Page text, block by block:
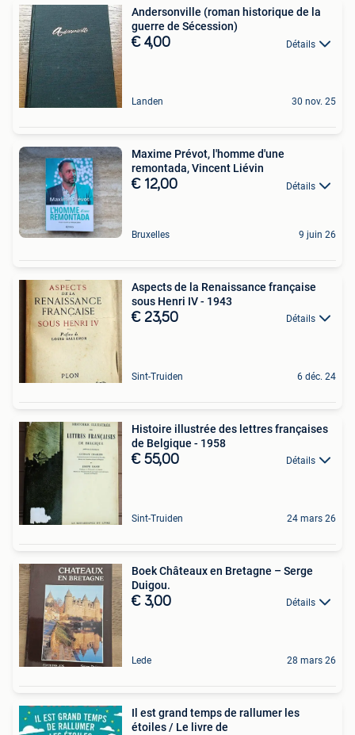
Andersonville (roman historique de la
guerre de Sécession)
€ 4,00 Détails
Landen 30 nov. 25
Maxime Prévot, l'homme d'une
remontada, Vincent Liévin
€ 12,00 Détails
Bruxelles 9 juin 26
Aspects de la Renaissance française
sous Henri IV - 1943
€ 23,50 Détails
Sint-Truiden 6 déc. 24
Histoire illustrée des lettres françaises
de Belgique - 1958
€ 55,00 Détails
Sint-Truiden 24 mars 26
Boek Châteaux en Bretagne – Serge
Duigou.
€ 3,00 Détails
Lede 28 mars 26
Il est grand temps de rallumer les
étoiles / Le livre de